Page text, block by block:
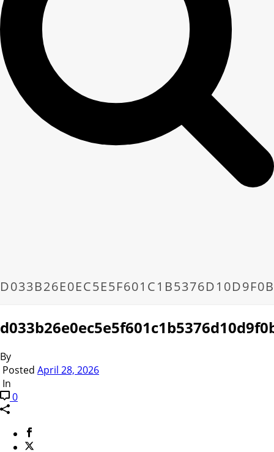
By
Posted April 28, 2026
In
0